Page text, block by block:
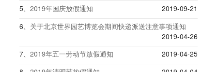
5、 2019年国庆放假通知
2019-09-21
6、 关于北京世界园艺博览会期间快递派送注意事项通知
2019-04-26
7、 2019年五一劳动节放假通知
2019-04-25